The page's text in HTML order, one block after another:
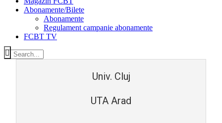
Abonamente/Bilete
Abonamente
Regulament campanie abonamente
FCBT TV
Univ. Cluj
UTA Arad